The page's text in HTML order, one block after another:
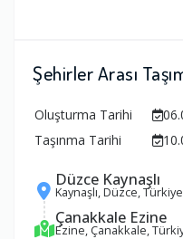
Şehirler Arası
Oluşturma Tarihi
Taşınma Tarihi
Düzce Kaynaşlı
Kaynaşlı, Düzce, Türkiye
Çanakkale Ezine
Ezine, Çanakkale,